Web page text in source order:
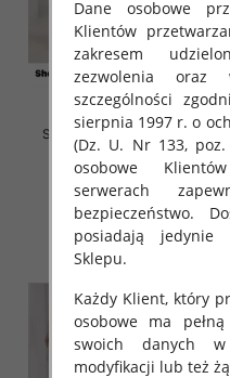
Szorty damskie Roz S-XL, Mix
Kolor Paczka 12 szt
18.00 zł
szczegóły
Dane osobowe
Klientów
zakresem
zezwolenia oraz
szczególności
sierpnia 1997 r. o
(Dz. U. Nr 133,
osobowe
serwerach
bezpieczeństwo.
posiadają jedynie
Sklepu.
Każdy Klient, który
osobowe ma
swoich danych
modyfikacji lub też